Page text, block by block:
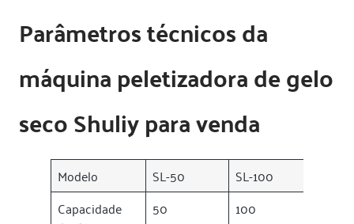
Parâmetros técnicos da
máquina peletizadora de gelo
seco Shuliy para venda
Modelo SL-50 SL-100
Capacidade
50 100